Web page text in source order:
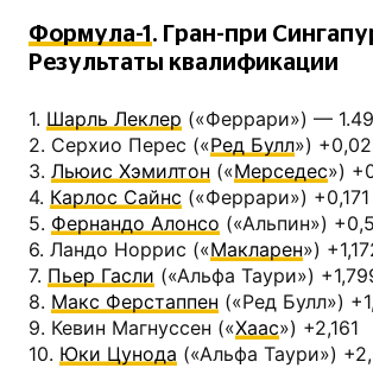
Формула-1 . Гран-при
Результаты квалификации
1. Шарль Леклер («Феррари») —
2. Серхио Перес («Ред Булл»)
3. Льюис Хэмилтон («Мерседес»)
4. Карлос Сайнс («Феррари») +0,171
5. Фернандо Алонсо («Альпин»)
6. Ландо Норрис («Макларен»)
7. Пьер Гасли («Альфа Таури»)
8. Макс Ферстаппен («Ред Булл»)
9. Кевин Магнуссен («Хаас») +2,161
10. Юки Цунода («Альфа Таури»)